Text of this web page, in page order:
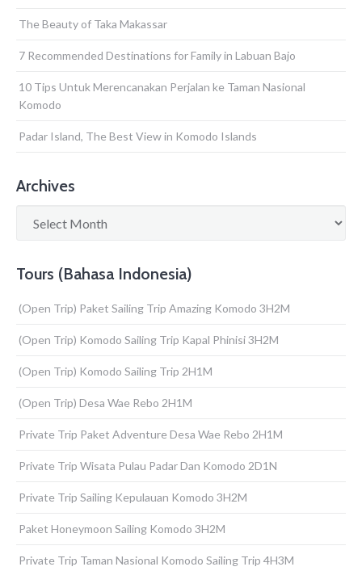
The Beauty of Taka Makassar
7 Recommended Destinations for Family in Labuan Bajo
10 Tips Untuk Merencanakan Perjalan ke Taman Nasional
Komodo
Padar Island, The Best View in Komodo Islands
Archives
Tours (Bahasa Indonesia)
(Open Trip) Paket Sailing Trip Amazing Komodo 3H2M
(Open Trip) Komodo Sailing Trip Kapal Phinisi 3H2M
(Open Trip) Komodo Sailing Trip 2H1M
(Open Trip) Desa Wae Rebo 2H1M
Private Trip Paket Adventure Desa Wae Rebo 2H1M
Private Trip Wisata Pulau Padar Dan Komodo 2D1N
Private Trip Sailing Kepulauan Komodo 3H2M
Paket Honeymoon Sailing Komodo 3H2M
Private Trip Taman Nasional Komodo Sailing Trip 4H3M